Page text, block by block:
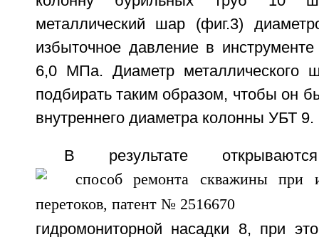
металлический шар (фиг.3)
избыточное давление в
6,0 МПа. Диаметр металлического
подбирать таким образом, чтобы он
внутреннего диаметра колонны УБТ 9.
В результате
гидромониторной насадки 8, при